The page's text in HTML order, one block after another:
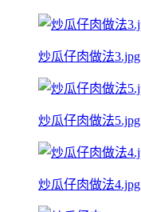
炒瓜仔肉做法3.jpg
炒瓜仔肉做法5.jpg
炒瓜仔肉做法4.jpg